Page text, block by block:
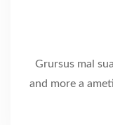
Grursus mal
and more a